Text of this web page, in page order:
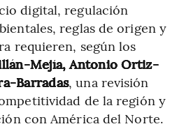
digital, regulación
reglas de origen y
requieren, según los
Mejía, Antonio Ortiz-
Barradas, una revisión
de la región y
con América del Norte.